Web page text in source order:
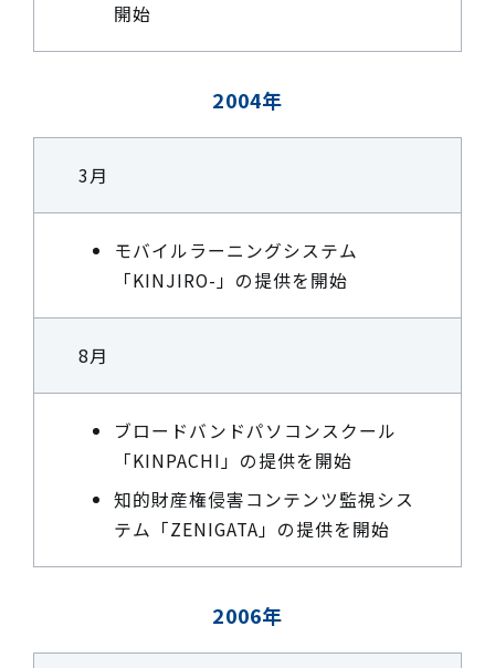
開始
2004年
3月
モバイルラーニングシステム
「KINJIRO-」の提供を開始
8月
ブロードバンドパソコンスクール
「KINPACHI」の提供を開始
知的財産権侵害コンテンツ監視シス
テム「ZENIGATA」の提供を開始
2006年